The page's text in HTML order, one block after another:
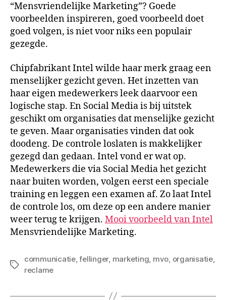
Media
#Mensvriendelijk
“Mensvriendelijke Marketing”? Goede
voorbeelden inspireren, goed voorbeeld doet
goed volgen, is niet voor niks een populair
gezegde.
Chipfabrikant Intel wilde haar merk graag een
menselijker gezicht geven. Het inzetten van
haar eigen medewerkers leek daarvoor een
logische stap. En Social Media is bij uitstek
geschikt om organisaties dat menselijke gezicht
te geven. Maar organisaties vinden dat ook
doodeng. De controle loslaten is makkelijker
gezegd dan gedaan. Intel vond er wat op.
Medewerkers die via Social Media het gezicht
naar buiten worden, volgen eerst een speciale
training en leggen een examen af. Zo laat Intel
de controle los, om deze op een andere manier
weer terug te krijgen. Mooi voorbeeld van Intel
Mensvriendelijke Marketing.
Tags
communicatie,fellinger, marketing mvo organisatie,
reclame